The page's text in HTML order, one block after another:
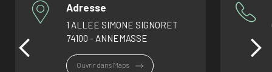
Adresse
1 ALLEE SIMONE SIGNORET
74100 - ANNEMASSE
Ouvrir dans Maps